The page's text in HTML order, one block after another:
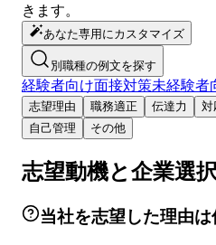
きます。
あなた専用にカスタマイズ
別職種の例文を探す
経験者向け面接対策未経験者
志望理由 職務適正 伝達力 対
自己管理
その他
志望動機と企業選択
当社を志望した理由は